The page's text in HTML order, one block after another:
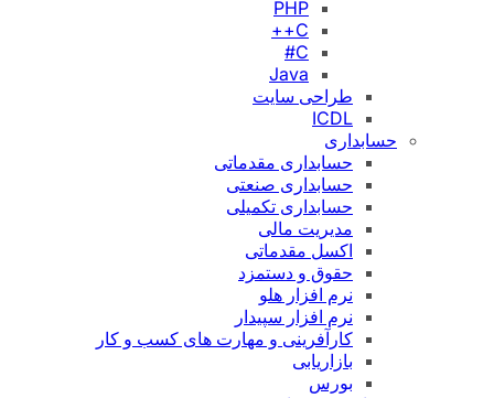
PHP
C++
C#
Java
طراحی سایت
ICDL
حسابداری
حسابداری مقدماتی
حسابداری صنعتی
حسابداری تکمیلی
مدیریت مالی
اکسل مقدماتی
حقوق و دستمزد
نرم افزار هلو
نرم افزار سپیدار
کارآفرینی و مهارت های کسب و کار
بازاریابی
بورس